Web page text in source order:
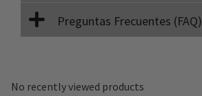
Preguntas Frecuentes (FAQ)
No recently viewed products